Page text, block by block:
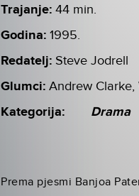
Trajanje: 44 min.
Godina: 1995.
Redatelj: Steve Jodrell
Glumci: Andrew Clarke,
Kategorija: Drama
Prema pjesmi Banjoa